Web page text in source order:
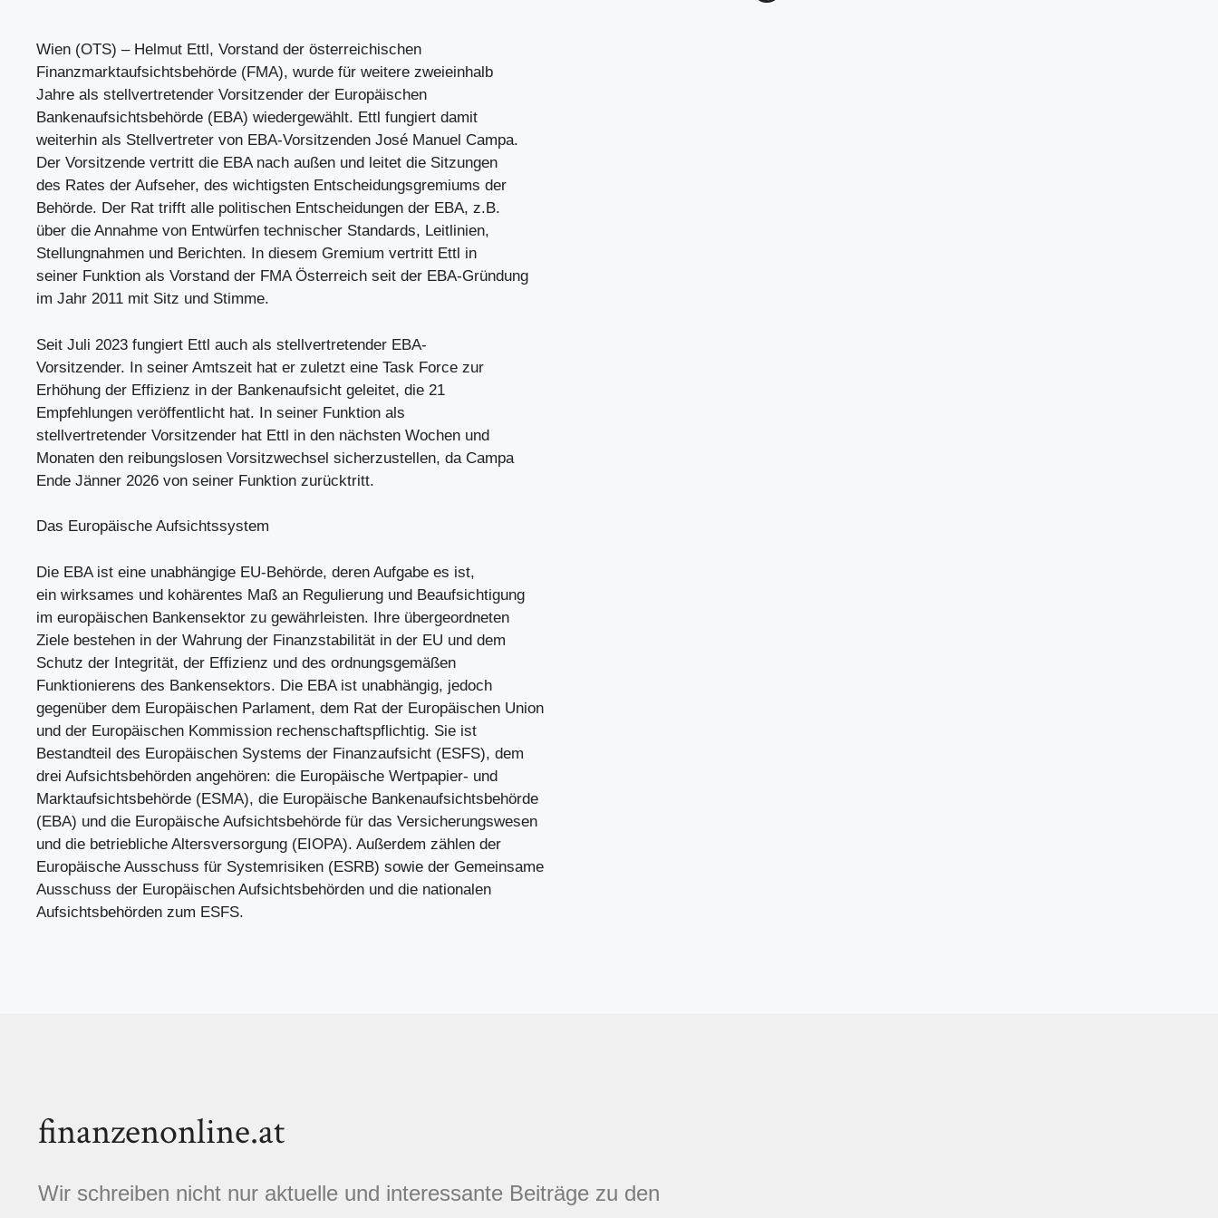
Wien (OTS) – Helmut Ettl, Vorstand der österreichischen
Finanzmarktaufsichtsbehörde (FMA), wurde für weitere zweieinhalb
Jahre als stellvertretender Vorsitzender der Europäischen
Bankenaufsichtsbehörde (EBA) wiedergewählt. Ettl fungiert damit
weiterhin als Stellvertreter von EBA-Vorsitzenden José Manuel Campa.
Der Vorsitzende vertritt die EBA nach außen und leitet die Sitzungen
des Rates der Aufseher, des wichtigsten Entscheidungsgremiums der
Behörde. Der Rat trifft alle politischen Entscheidungen der EBA, z.B.
über die Annahme von Entwürfen technischer Standards, Leitlinien,
Stellungnahmen und Berichten. In diesem Gremium vertritt Ettl in
seiner Funktion als Vorstand der FMA Österreich seit der EBA-Gründung
im Jahr 2011 mit Sitz und Stimme.
Seit Juli 2023 fungiert Ettl auch als stellvertretender EBA-
Vorsitzender. In seiner Amtszeit hat er zuletzt eine Task Force zur
Erhöhung der Effizienz in der Bankenaufsicht geleitet, die 21
Empfehlungen veröffentlicht hat. In seiner Funktion als
stellvertretender Vorsitzender hat Ettl in den nächsten Wochen und
Monaten den reibungslosen Vorsitzwechsel sicherzustellen, da Campa
Ende Jänner 2026 von seiner Funktion zurücktritt.
Das Europäische Aufsichtssystem
Die EBA ist eine unabhängige EU-Behörde, deren Aufgabe es ist,
ein wirksames und kohärentes Maß an Regulierung und Beaufsichtigung
im europäischen Bankensektor zu gewährleisten. Ihre übergeordneten
Ziele bestehen in der Wahrung der Finanzstabilität in der EU und dem
Schutz der Integrität, der Effizienz und des ordnungsgemäßen
Funktionierens des Bankensektors. Die EBA ist unabhängig, jedoch
gegenüber dem Europäischen Parlament, dem Rat der Europäischen Union
und der Europäischen Kommission rechenschaftspflichtig. Sie ist
Bestandteil des Europäischen Systems der Finanzaufsicht (ESFS), dem
drei Aufsichtsbehörden angehören: die Europäische Wertpapier- und
Marktaufsichtsbehörde (ESMA), die Europäische Bankenaufsichtsbehörde
(EBA) und die Europäische Aufsichtsbehörde für das Versicherungswesen
und die betriebliche Altersversorgung (EIOPA). Außerdem zählen der
Europäische Ausschuss für Systemrisiken (ESRB) sowie der Gemeinsame
Ausschuss der Europäischen Aufsichtsbehörden und die nationalen
Aufsichtsbehörden zum ESFS.
finanzenonline.at
Wir schreiben nicht nur aktuelle und interessante Beiträge zu den